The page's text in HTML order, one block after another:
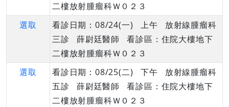
二樓放射腫瘤科Ｗ０２３
選取
看診日期：08/24(一) 上午 放射線腫瘤科
三診 薛尉廷醫師 看診區：住院大樓地下
二樓放射腫瘤科Ｗ０２３
選取
看診日期：08/25(二) 下午 放射線腫瘤科
五診 薛尉廷醫師 看診區：住院大樓地下
二樓放射腫瘤科Ｗ０２３